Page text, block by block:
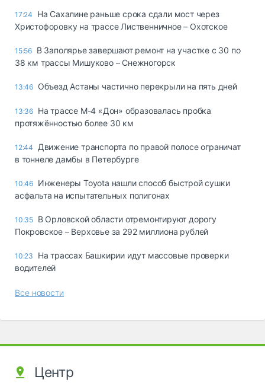
17:24
На Сахалине раньше срока сдали мост через
Христофоровку на трассе Лиственничное – Охотское
15:56 В Заполярье завершают ремонт на участке с 30 по
38 км трассы Мишуково – Снежногорск
13:46 Объезд Астаны частично перекрыли на пять дней
13:36 На трассе М-4 «Дон» образовалась пробка
протяжённостью более 30 км
12:44
Движение транспорта по правой полосе ограничат
в тоннеле дамбы в Петербурге
10:46 Инженеры Toyota нашли способ быстрой сушки
асфальта на испытательных полигонах
10:35 В Орловской области отремонтируют дорогу
Покровское – Верховье за 292 миллиона рублей
10:23
На трассах Башкирии идут массовые проверки
водителей
Все новости
Центр